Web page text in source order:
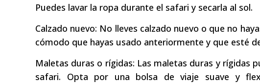
Puedes lavar la ropa durante el safari y secarla al sol.
Calzado nuevo: No lleves calzado nuevo o que no
cómodo que hayas usado anteriormente y que esté
Maletas duras o rígidas: Las maletas duras y rígidas
safari. Opta por una bolsa de viaje suave y